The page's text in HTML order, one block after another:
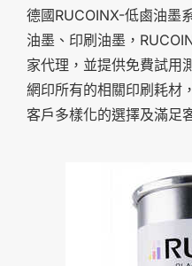
德國RUCOINX-低鹵油墨
油墨、印刷油墨，
家代理，並提供免費試用
網印所有的相關印刷耗材
客戶多樣化的選擇及滿足